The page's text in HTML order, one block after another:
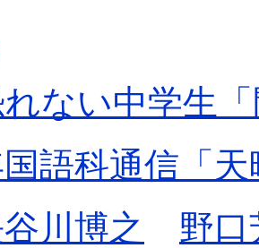
ない中学生
語科通信「
川博之
野口